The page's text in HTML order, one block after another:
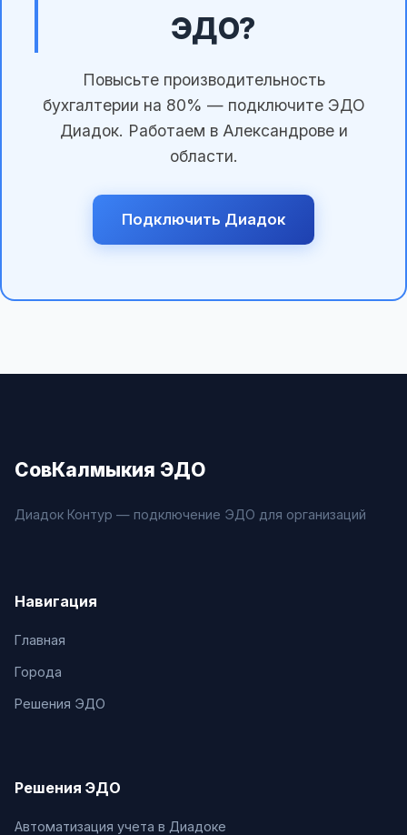
ЭДО?
Повысьте производительность
бухгалтерии на 80% — подключите ЭДО
Диадок. Работаем в Александрове и
области.
Подключить Диадок
СовКалмыкия ЭДО
Диадок Контур — подключение ЭДО для организаций
Навигация
Главная
Города
Решения ЭДО
Решения ЭДО
Автоматизация учета в Диадоке